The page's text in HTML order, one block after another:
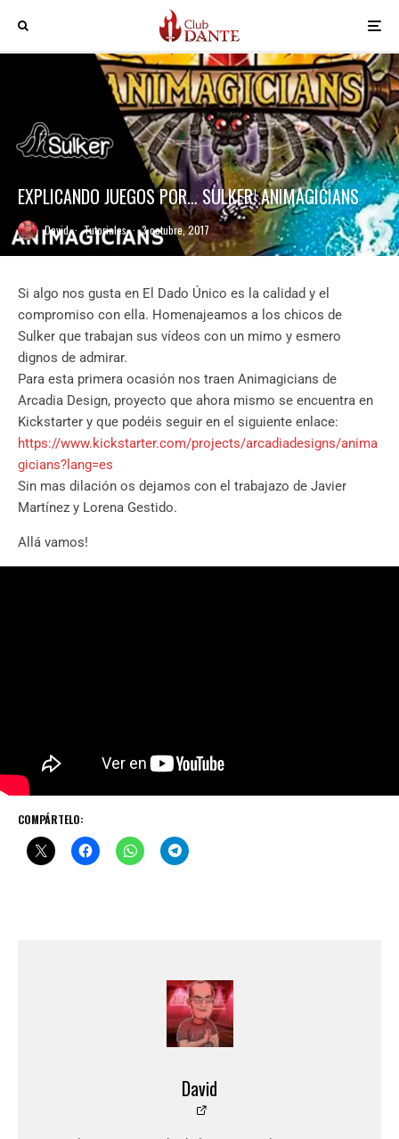
EXPLICANDO JUEGOS POR… SULKER! ANIMAGICIANS
David · Tutoriales · 3 octubre, 2017
Si algo nos gusta en El Dado Único es la calidad y el
compromiso con ella. Homenajeamos a los chicos de
Sulker que trabajan sus vídeos con un mimo y esmero
dignos de admirar.
Para esta primera ocasión nos traen Animagicians de
Arcadia Design, proyecto que ahora mismo se encuentra en
Kickstarter y que podéis seguir en el siguiente enlace:
https://www.kickstarter.com/projects/arcadiadesigns/anima
gicians?lang=es
Sin mas dilación os dejamos con el trabajazo de Javier
Martínez y Lorena Gestido.
Allá vamos!
COMPÁRTELO:
David